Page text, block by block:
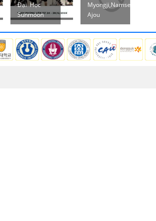
Đại Học
Sunmoon
Myongji,Namseoul,
Ajou